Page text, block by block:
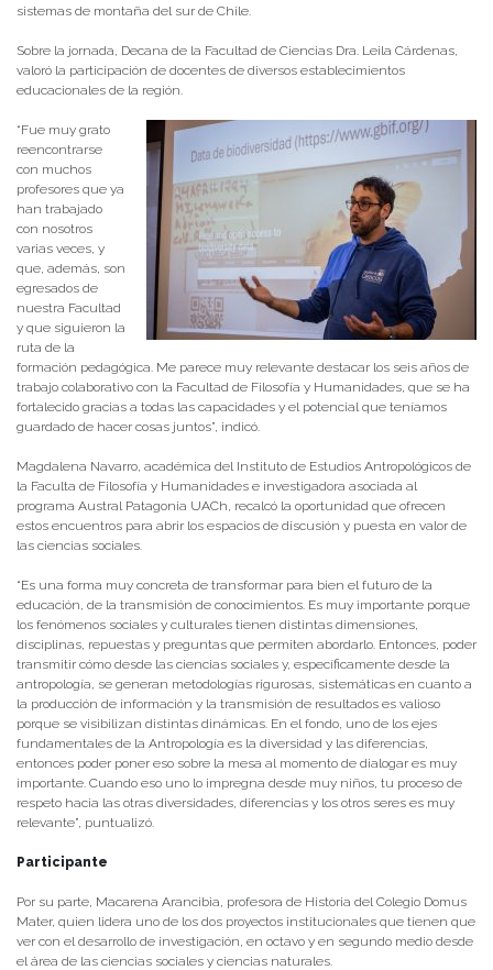
sistemas de montaña del sur de Chile.
Sobre la jornada, Decana de la Facultad de Ciencias Dra. Leila Cárdenas,
valoró la participación de docentes de diversos establecimientos
educacionales de la región.
“Fue muy grato
reencontrarse
con muchos
profesores que ya
han trabajado
con nosotros
varias veces, y
que, además, son
egresados de
nuestra Facultad
y que siguieron la
ruta de la
formación pedagógica. Me parece muy relevante destacar los seis años de
trabajo colaborativo con la Facultad de Filosofía y Humanidades, que se ha
fortalecido gracias a todas las capacidades y el potencial que teníamos
guardado de hacer cosas juntos”, indicó.
Magdalena Navarro, académica del Instituto de Estudios Antropológicos de
la Faculta de Filosofía y Humanidades e investigadora asociada al
programa Austral Patagonia UACh, recalcó la oportunidad que ofrecen
estos encuentros para abrir los espacios de discusión y puesta en valor de
las ciencias sociales.
“Es una forma muy concreta de transformar para bien el futuro de la
educación, de la transmisión de conocimientos. Es muy importante porque
los fenómenos sociales y culturales tienen distintas dimensiones,
disciplinas, repuestas y preguntas que permiten abordarlo. Entonces, poder
transmitir cómo desde las ciencias sociales y, específicamente desde la
antropología, se generan metodologías rigurosas, sistemáticas en cuanto a
la producción de información y la transmisión de resultados es valioso
porque se visibilizan distintas dinámicas. En el fondo, uno de los ejes
fundamentales de la Antropología es la diversidad y las diferencias,
entonces poder poner eso sobre la mesa al momento de dialogar es muy
importante. Cuando eso uno lo impregna desde muy niños, tu proceso de
respeto hacia las otras diversidades, diferencias y los otros seres es muy
relevante”, puntualizó.
Participante
Por su parte, Macarena Arancibia, profesora de Historia del Colegio Domus
Mater, quien lidera uno de los dos proyectos institucionales que tienen que
ver con el desarrollo de investigación, en octavo y en segundo medio desde
el área de las ciencias sociales y ciencias naturales.